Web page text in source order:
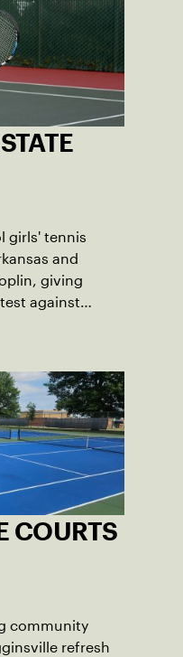
girls' tennis
and
giving
against
COURTS
community
refresh